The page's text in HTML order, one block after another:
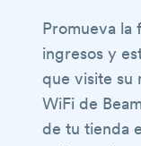
Promueva la
ingresos y
que visite su
WiFi de
de tu tienda